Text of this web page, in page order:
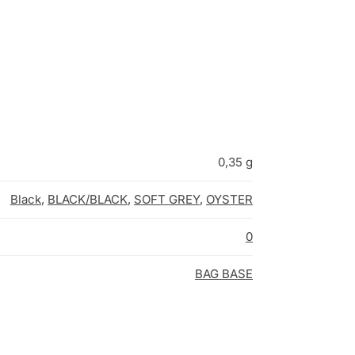
0,35 g
Black, BLACK/BLACK, SOFT GREY, OYSTER
0
BAG BASE